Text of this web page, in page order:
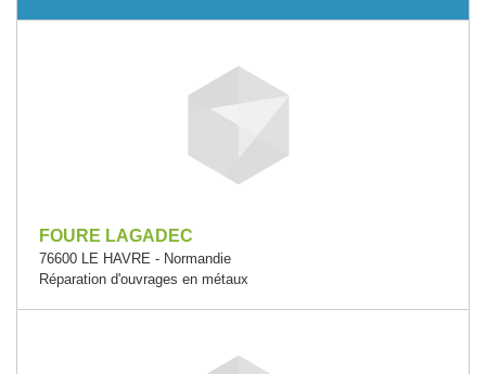
FOURE LAGADEC
76600 LE HAVRE - Normandie
Réparation d'ouvrages en métaux